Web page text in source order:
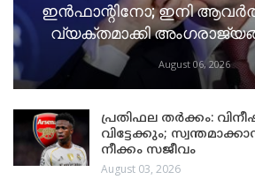
ഇൻഫാന്റിനോ; ഇനി
വ്യക്തമാക്കി
August 06, 2026
പ്രതിഫല തർക്കം:
വിട്ടേക്കും;
നീക്കം സജീവം
August 03, 2026